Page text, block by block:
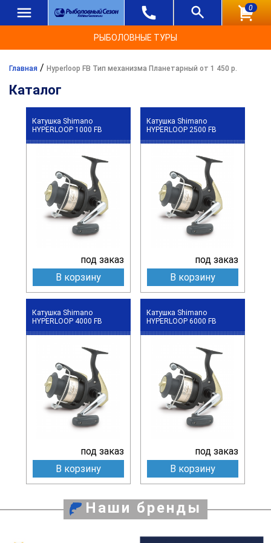
0
РЫБОЛОВНЫЕ ТУРЫ
Главная / Hyperloop FB Тип механизма Планетарный от 1 450 р.
Каталог
Катушка Shimano
HYPERLOOP 1000 FB
под заказ
В корзину
Катушка Shimano
HYPERLOOP 2500 FB
под заказ
В корзину
Катушка Shimano
HYPERLOOP 4000 FB
под заказ
В корзину
Катушка Shimano
HYPERLOOP 6000 FB
под заказ
В корзину
Наши бренды